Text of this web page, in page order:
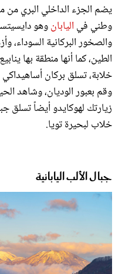
يضم الجزء الداخلي البري من
وطني في اليابانوهو
والصخور البركانية السوداء،
الطين، كما أنها منطقة بها
وقم بعبور الوديان، وشاهد
زيارتك لهوكايدو أيضاً تسلق
خلاب لبحيرة تويا.
جبال الألب اليابانية